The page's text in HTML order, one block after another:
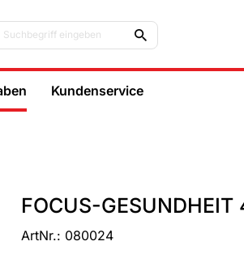
Kundenservice
Suchbegriff eingeben
FOCUS-
ArtNr.: 080024